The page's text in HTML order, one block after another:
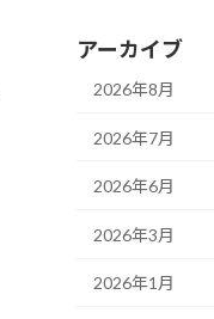
アーカイブ
2026年8月
2026年7月
2026年6月
2026年3月
2026年1月